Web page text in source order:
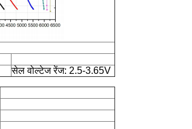
सेल वोल्टेज रेंज: 2.5-3.65V